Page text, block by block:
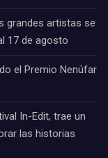
grandes artistas se
17 de agosto
el Premio Nenúfar
In-Edit, trae un
las historias